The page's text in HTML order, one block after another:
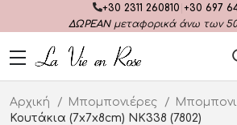
+30 2311 260810 +30 697
ΔΩΡΕΑΝμεταφορικά άνω των
Αρχική Μπομπονιέρες
Κουτάκια (7x7x8cm) ΝΚ338 (7802)